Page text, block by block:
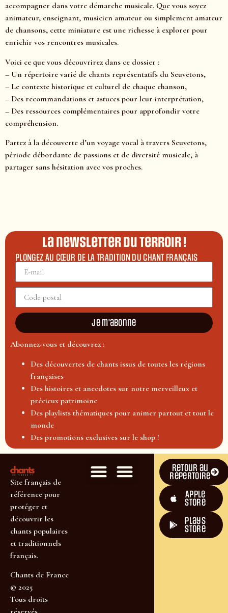
accompagner dans votre démarche musicale. Que vous soyez
animateur, enseignant, musicien amateur ou simplement amateur
de chansons, cette miniature est une richesse à explorer pour
enrichir vos rencontres musicales.
Voici ce que vous découvrirez dans ce dossier :
– Un répertoire varié de chants représentatifs du Seuvetons,
– Le contexte historique et culturel de chaque chanson,
– Des recommandations et astuces pour leur interprétation,
– Des ressources complémentaires pour approfondir votre
compréhension.
Partez à la découverte d’un voyage vocal à travers Seuvetons,
période débordante de passions et de diversité musicale, à
partager sans hésitation avec vos proches.
La newsletter du terroir !
PLONGEZ AU CŒUR DE LA TRADITION DU CHANT FRANÇAIS
Je m'abonne
Abonnez-vous et découvrez :
Des découvertes de chants issus de toutes les régions
françaises
Des histoires et anecdotes sur notre merveilleux et
précieux patrimoine
Des playlists thématiques pour animer partout et tout le
monde
Des promotions exclusives sur le shop !
Site français de
référence pour
protéger et
découvrir les
chants populaires
et traditionnels
français.
Chants de France
© 2025
Tous droits
Retour au
répertoire
Apple
Store
plays
store